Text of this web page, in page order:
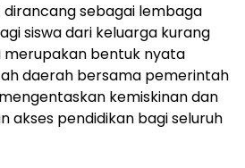
dirancang sebagai lembaga
siswa dari keluarga kurang
merupakan bentuk nyata
daerah bersama pemerintah
kemiskinan dan
akses pendidikan bagi seluruh